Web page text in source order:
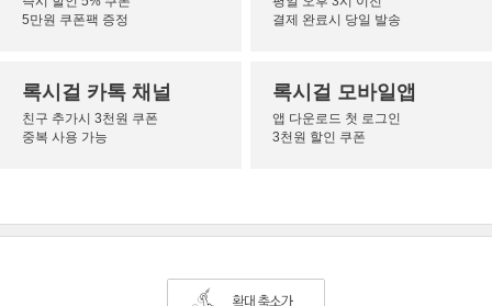
5만원 쿠폰팩 증정
결제 완료시 당일 발송
록시걸 카톡 채널
친구 추가시 3천원 쿠폰
중복 사용 가능
록시걸 모바일앱
앱 다운로드 첫 로그인
3천원 할인 쿠폰